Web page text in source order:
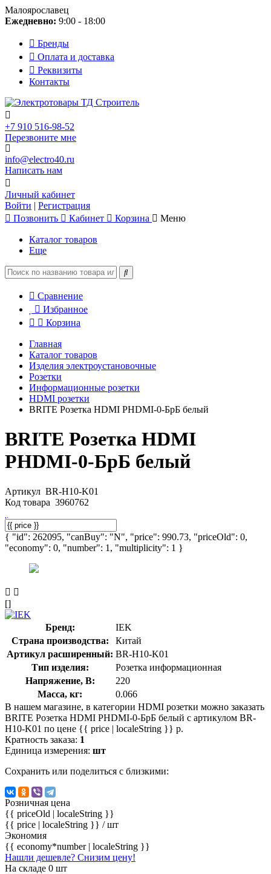
Малоярославец
Ежедневно: 9:00 - 18:00
Бренды
Оплата и доставка
Реквизиты
Контакты
+7 910 516-98-52
Перезвоните мне
info@electro40.ru
Написать нам
Личный кабинет
Войти | Регистрация
Позвонить
Кабинет Корзина Меню
Каталог товаров
Еще
Сравнение
Избранное
Корзина
Главная
Каталог товаров
Изделия электроустановочные
Розетки
Информационные розетки
HDMI розетки
BRITE Розетка HDMI РHDMI-0-БрБ белый
BRITE Розетка HDMI
РHDMI-0-БрБ белый
Артикул BR-H10-K01
Код товара 3960762
{ "id": 262095, "canBuy": "N", "price": 990.73, "priceOld": 0,
"economy": 0, "number": 1, "multiplicity": 1 }
[]
Бренд:
IEK
Страна производства:
Китай
Артикул расширенный: BR-H10-K01
Тип изделия:
Розетка информационная
Напряжение, В:
220
Масса, кг:
0.066
В нашем магазине, в категории HDMI розетки можно заказать
BRITE Розетка HDMI РHDMI-0-БрБ белый с артикулом BR-
H10-K01 по цене {{ price | localeString }} р.
Кратность заказа: 1
Единица измерения: шт
Сохранить или поделиться с близкими:
Розничная цена
{{ priceOld | localeString }}
{{ price | localeString }} / шт
Экономия
{{ economy*number | localeString }}
Нашли дешевле? Снизим цену!
На складе 0 шт